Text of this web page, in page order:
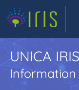
UNICA
Information